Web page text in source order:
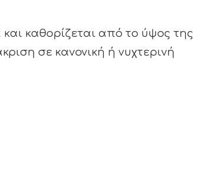
και καθορίζεται από το ύψος της
σε κανονική ή νυχτερινή